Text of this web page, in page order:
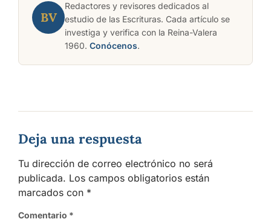
BV
Redactores y revisores dedicados al
estudio de las Escrituras. Cada artículo se
investiga y verifica con la Reina-Valera
1960. Conócenos.
Deja una respuesta
Tu dirección de correo electrónico no será
publicada. Los campos obligatorios están
marcados con *
Comentario *